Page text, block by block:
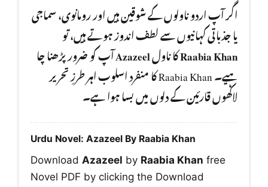
اگر آپ اردو ناولوں کے شوقین ہیں اور رومانوی، سماجی
یا جذباتی کہانیوں سے لطف اندوز ہوتے ہیں، تو
Raabia Khanکا ناولAzazeelآپ کو ضرور پڑھنا چا
ہیے۔ Raabia Khan کا منفرد اسلوب اہر طرزِ تحریر
لاکھوں قارئین کے دلوں میں بسا ہوا ہے۔
Urdu Novel: Azazeel By Raabia Khan
Download Azazeel by Raabia Khan free
Novel PDF by clicking the Download